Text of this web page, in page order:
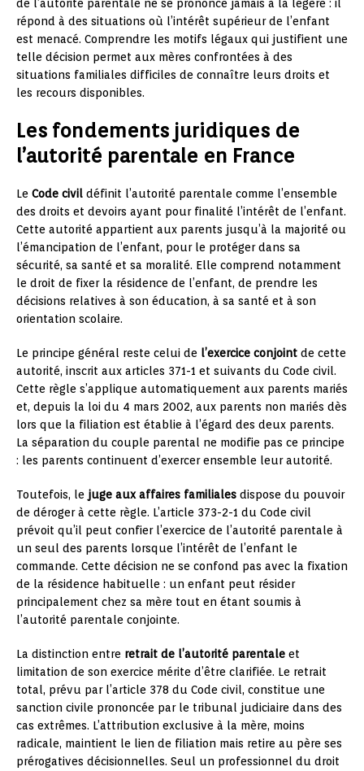
de l’autorité parentale ne se prononce jamais à la légère : il
répond à des situations où l’intérêt supérieur de l’enfant
est menacé. Comprendre les motifs légaux qui justifient une
telle décision permet aux mères confrontées à des
situations familiales difficiles de connaître leurs droits et
les recours disponibles.
Les fondements juridiques de
l’autorité parentale en France
Le Code civil définit l’autorité parentale comme l’ensemble
des droits et devoirs ayant pour finalité l’intérêt de l’enfant.
Cette autorité appartient aux parents jusqu’à la majorité ou
l’émancipation de l’enfant, pour le protéger dans sa
sécurité, sa santé et sa moralité. Elle comprend notamment
le droit de fixer la résidence de l’enfant, de prendre les
décisions relatives à son éducation, à sa santé et à son
orientation scolaire.
Le principe général reste celui de l’exercice conjoint de cette
autorité, inscrit aux articles 371-1 et suivants du Code civil.
Cette règle s’applique automatiquement aux parents mariés
et, depuis la loi du 4 mars 2002, aux parents non mariés dès
lors que la filiation est établie à l’égard des deux parents.
La séparation du couple parental ne modifie pas ce principe
: les parents continuent d’exercer ensemble leur autorité.
Toutefois, le juge aux affaires familiales dispose du pouvoir
de déroger à cette règle. L’article 373-2-1 du Code civil
prévoit qu’il peut confier l’exercice de l’autorité parentale à
un seul des parents lorsque l’intérêt de l’enfant le
commande. Cette décision ne se confond pas avec la fixation
de la résidence habituelle : un enfant peut résider
principalement chez sa mère tout en étant soumis à
l’autorité parentale conjointe.
La distinction entre retrait de l’autorité parentale et
limitation de son exercice mérite d’être clarifiée. Le retrait
total, prévu par l’article 378 du Code civil, constitue une
sanction civile prononcée par le tribunal judiciaire dans des
cas extrêmes. L’attribution exclusive à la mère, moins
radicale, maintient le lien de filiation mais retire au père ses
prérogatives décisionnelles. Seul un professionnel du droit